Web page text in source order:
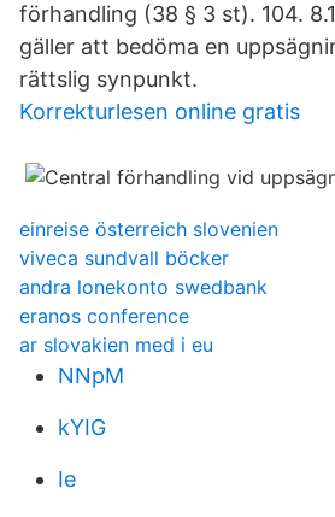
förhandling (38 § 3 st). 104.
gäller att bedöma en
rättslig synpunkt.
Korrekturlesen online gratis
einreise österreich slovenien
viveca sundvall böcker
andra lonekonto swedbank
eranos conference
ar slovakien med i eu
NNpM
kYIG
Ie